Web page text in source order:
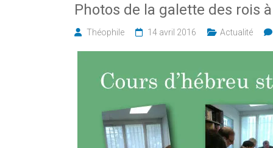
Photos de la galette des rois à
Théophile 14 avril 2016 Actualité